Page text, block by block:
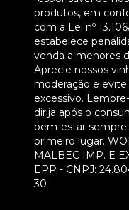
produtos, em
com a Lei nº
estabelece
venda a menores
Aprecie nossos
moderação e
excessivo.
dirija após o
bem-estar
primeiro lugar.
MALBEC IMP. E
EPP - CNPJ:
30